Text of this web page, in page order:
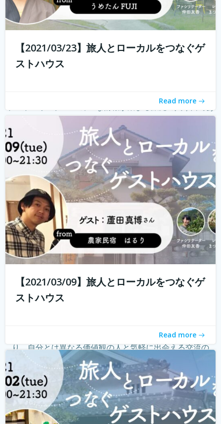
【2021/03/23】旅人とローカルをつなぐゲ
ストハウス
Read more
ゲストハウス。 ローカルな情報が集まる旅先の入り口であ
り、自分とは異なる価値観の人と気軽に出会える交流の
場。 しかし、コロナウィルスの影響で、交流できるゲスト
ハウスに実際に行けることが少なくなり、寂しく感じてい
る旅人もたくさんいらっしゃると... 続きを読む
【2021/03/09】旅人とローカルをつなぐゲ
ストハウス
Read more
ゲストハウス。 ローカルな情報が集まる旅先の入り口であ
り、自分とは異なる価値観の人と気軽に出会える交流の
場。 しかし、コロナウィルスの影響で、交流できるゲスト
ハウスに実際に行けることが少なくなり、寂しく感じてい
る旅人もたくさんいらっしゃると...続きを読む